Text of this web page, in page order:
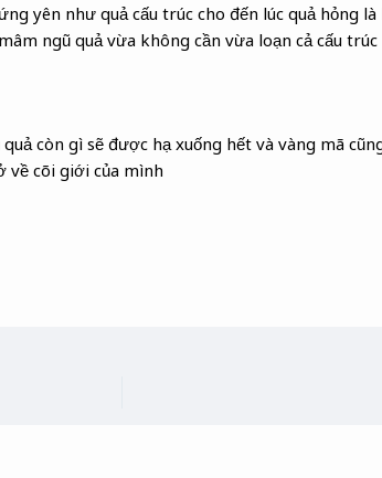
yên như quả cấu trúc cho đến lúc quả hỏng
ngũ quả vừa không cần vừa loạn cả cấu trúc
còn gì sẽ được hạ xuống hết và vàng mã
về cõi giới của mình